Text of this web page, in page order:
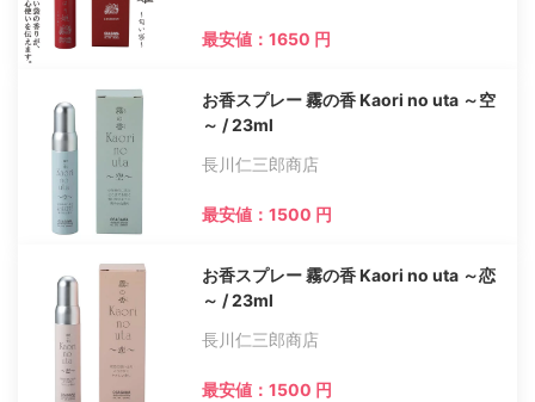
最安値：1650 円
お香スプレー 霧の香 Kaori no uta ～空
～ / 23ml
長川仁三郎商店
最安値：1500 円
お香スプレー 霧の香 Kaori no uta ～恋
～ / 23ml
長川仁三郎商店
最安値：1500 円